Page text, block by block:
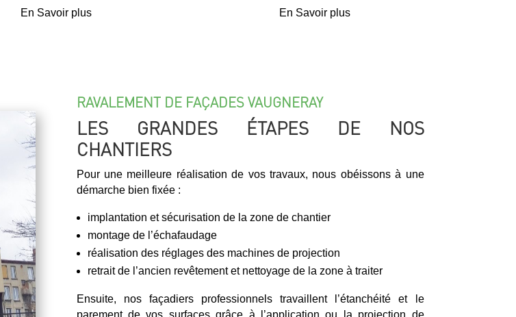
En Savoir plus En Savoir plus
RAVALEMENT DE FAÇADES VAUGNERAY
LES GRANDES ÉTAPES DE NOS
CHANTIERS
Pour une meilleure réalisation de vos travaux, nous obéissons à une
démarche bien fixée :
implantation et sécurisation de la zone de chantier
montage de l’échafaudage
réalisation des réglages des machines de projection
retrait de l’ancien revêtement et nettoyage de la zone à traiter
Ensuite, nos façadiers professionnels travaillent l’étanchéité et le
parement de vos surfaces grâce à l’application ou la projection de